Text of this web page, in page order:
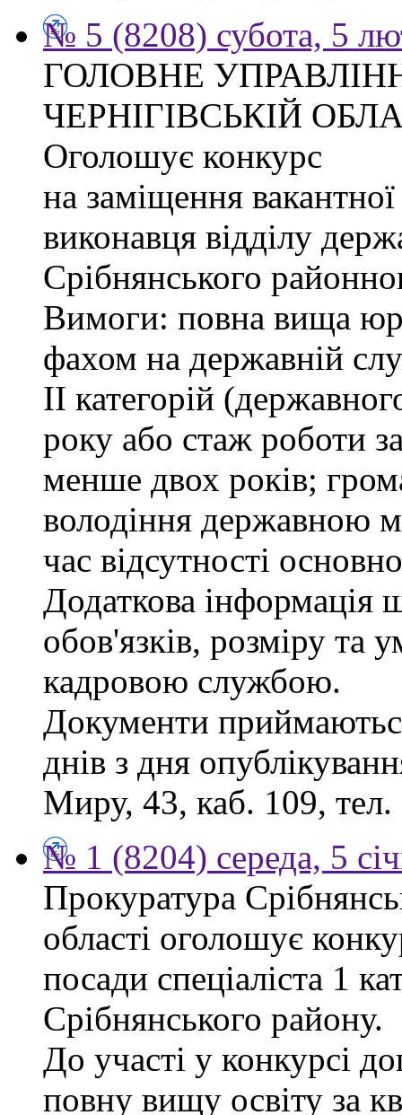
№ 5 (8208) субота, 5
ГОЛОВНЕ
ЧЕРНІГІВСЬКІЙ
Оголошує конкурс
на заміщення
виконавця відділу
Срібнянського
Вимоги: повна вища
фахом на державній
ІІ категорій
року або стаж роботи
менше двох років;
володіння державною
час відсутності
Додаткова інформація
обов'язків, розміру та
кадровою службою.
Документи
днів з дня
Миру, 43, каб. 109,
№ 1 (8204) середа, 5
Прокуратура
області оголошує
посади спеціаліста 1
Срібнянського району.
До участі у конкурсі
повну вищу освіту за